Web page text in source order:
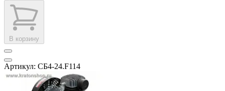
В корзину
Артикул: СБ4-24.F114